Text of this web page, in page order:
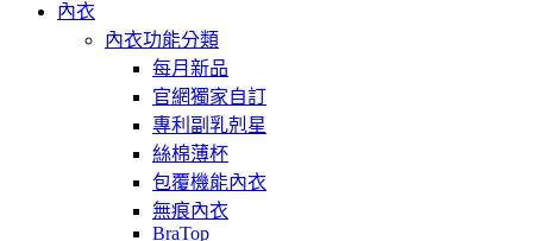
內衣
內衣功能分類
每月新品
官網獨家自訂
專利副乳剋星
絲棉薄杯
包覆機能內衣
無痕內衣
BraTop